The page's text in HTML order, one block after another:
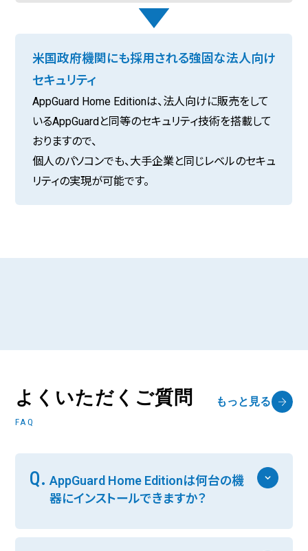
米国政府機関にも採用される強固な法人向け
セキュリティ
AppGuard Home Editionは、法人向けに販売をして
いるAppGuardと同等のセキュリティ技術を搭載して
おりますので、
個人のパソコンでも、大手企業と同じレベルのセキュ
リティの実現が可能です。
よくいただくご質問
FAQ
もっと見る
Q. AppGuard Home Editionは何台の機
器にインストールできますか？